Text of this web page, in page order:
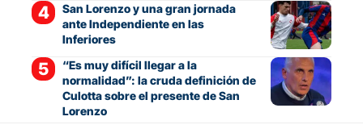
San Lorenzo y una gran jornada
ante Independiente en las
Inferiores
“Es muy difícil llegar a la
normalidad”: la cruda definición de
Culotta sobre el presente de San
Lorenzo